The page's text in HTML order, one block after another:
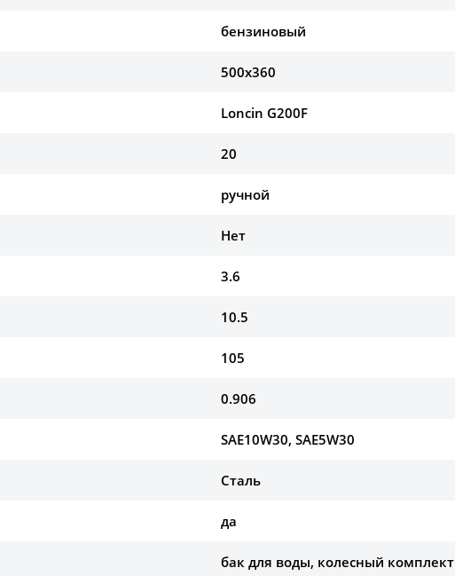
бензиновый
500x360
Loncin G200F
20
ручной
Нет
3.6
10.5
105
0.906
SAE10W30, SAE5W30
Сталь
да
бак для воды, колесный комплект